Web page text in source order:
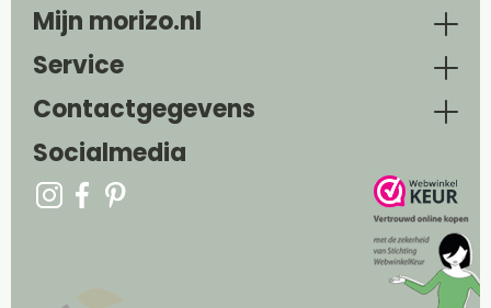
Mijn morizo.nl
Service
Contactgegevens
Socialmedia